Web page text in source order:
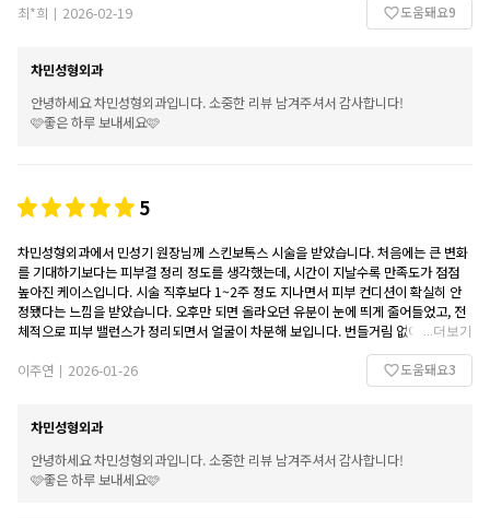
얼마나 감사 한지 모르겠습니다
최*희 | 2026-02-19 도움돼요9
차민성형외과
안녕하세요 차민성형외과입니다. 소중한 리뷰 남겨주셔서 감사합니다!
🩷좋은 하루 보내세요🩷
5
차민성형외과에서 민성기 원장님께 스킨보톡스 시술을 받았습니다. 처음에는 큰 변화
를 기대하기보다는 피부결 정리 정도를 생각했는데, 시간이 지날수록 만족도가 점점
높아진 케이스입니다. 시술 직후보다 1~2주 정도 지나면서 피부 컨디션이 확실히 안
정됐다는 느낌을 받았습니다. 오후만 되면 올라오던 유분이 눈에 띄게 줄어들었고, 전
체적으로 피부 밸런스가 정리되면서 얼굴이 차분해 보입니다. 번들거림 없이 은은하게
정돈된 피부 상태라 메이크업 지속력도 좋아졌고, 화장이 들뜨거나 무너지는 일이 줄
어 일상에서 체감되는 편안함이 큽니다.
모공이 극적으로 사라졌다기보다는 피부 표면이 고르게 정리된 느낌이 강해 조명 아래
자연스러운 결과가 마음에 들었습니다. 민성기 원장님은 현재 피부 상태에 맞춰 과하
속에서 계속 체감되는 변화 덕분에 전반적인 만족도가 높으며, 재시술 의사도 충분히
있습니다.
더보기
이주연 | 2026-01-26 도움돼요3
차민성형외과
안녕하세요 차민성형외과입니다. 소중한 리뷰 남겨주셔서 감사합니다!
🩷좋은 하루 보내세요🩷